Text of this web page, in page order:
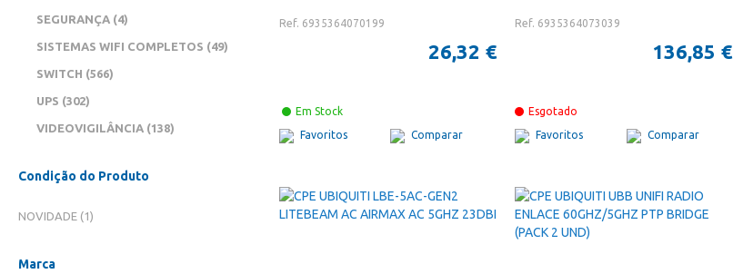
Ref. 6935364070199
26,32 €
Em Stock
Favoritos
Comparar
Ref. 6935364073039
136,85 €
Esgotado
Favoritos
Comparar
SEGURANÇA 4ITENS
SISTEMAS WIFI COMPLETOS 49ITENS
SWITCH 566ITENS
UPS 302ITENS
VIDEOVIGILÂNCIA 138ITENS
Condição do Produto
NOVIDADE 1ITEM
Marca